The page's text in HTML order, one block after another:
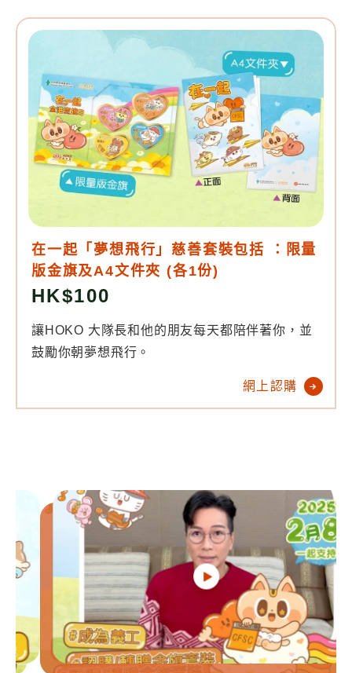
在一起「夢想飛行」慈善套裝包括 ：限量
版金旗及A4文件夾 (各1份)
HK$100
讓HOKO 大隊長和他的朋友每天都陪伴著你，並
鼓勵你朝夢想飛行。
網上認購